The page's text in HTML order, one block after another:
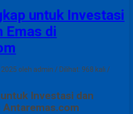
untuk Investasi
Emas di
oleh admin / Dilihat: 968 kali /
Investasi dan
Antaremas.com